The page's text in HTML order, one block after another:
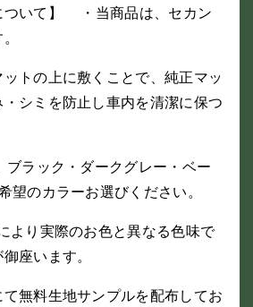
いて】 ・当商品は、セカン
トの上に敷くことで、純正マッ
・シミを防止し車内を清潔に保つ
ブラック・ダークグレー・ベー
望のカラーお選びください。
より実際のお色と異なる色味で
座います。
無料生地サンプルを配布してお